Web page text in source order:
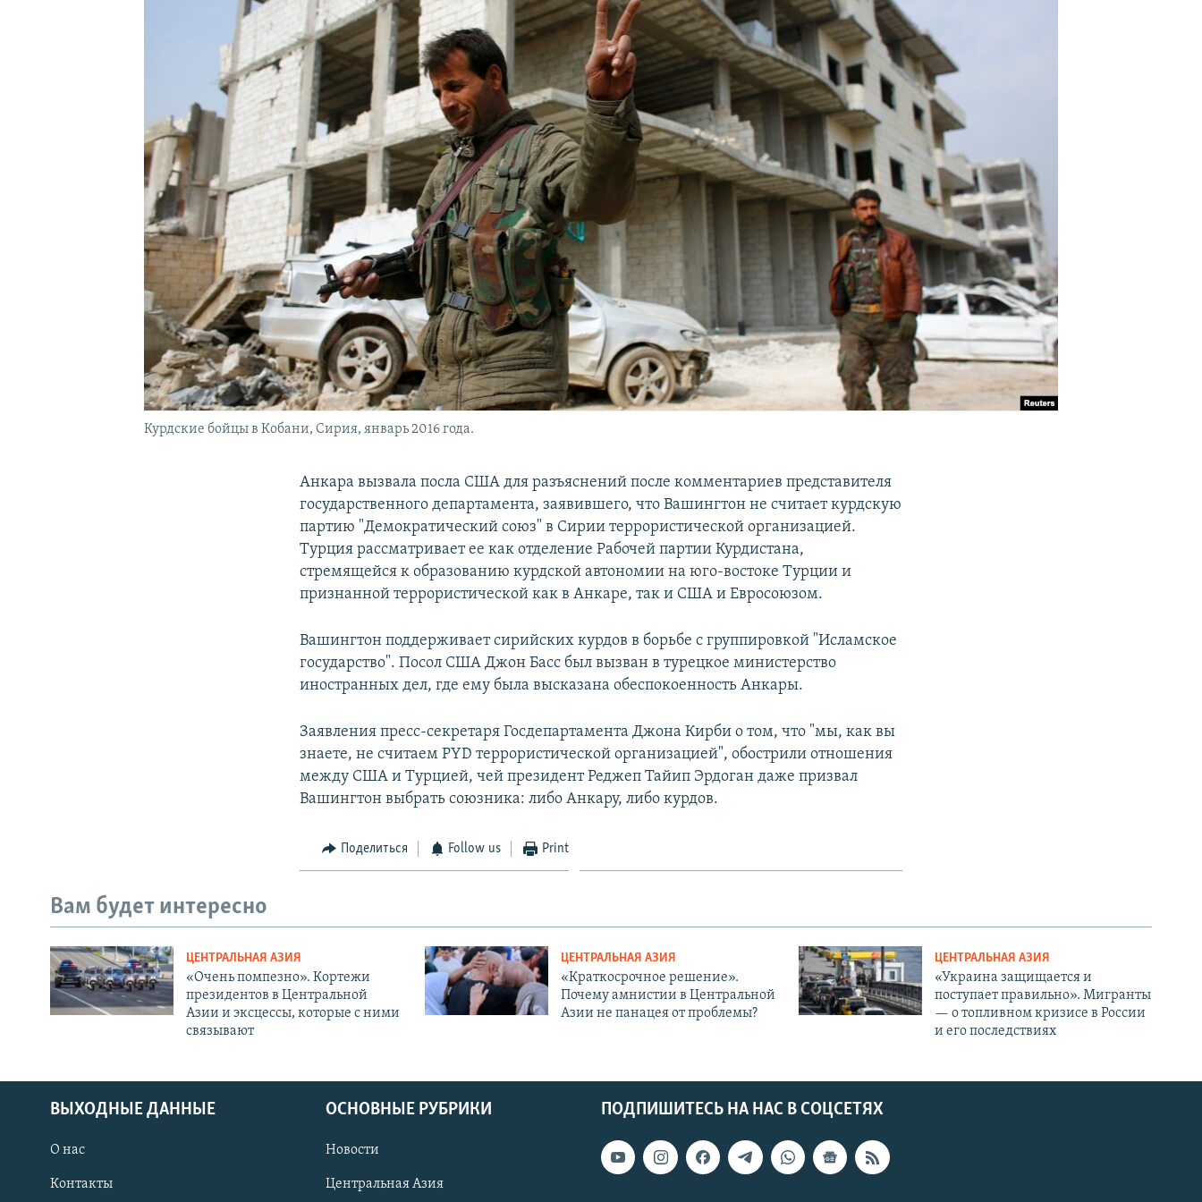
Курдские бойцы в Кобани, Сирия, январь 2016 года.
Анкара вызвала посла США для разъяснений после комментариев представителя
государственного департамента, заявившего, что Вашингтон не считает курдскую
партию "Демократический союз" в Сирии террористической организацией.
Турция рассматривает ее как отделение Рабочей партии Курдистана,
стремящейся к образованию курдской автономии на юго-востоке Турции и
признанной террористической как в Анкаре, так и США и Евросоюзом.
Вашингтон поддерживает сирийских курдов в борьбе с группировкой "Исламское
государство". Посол США Джон Басс был вызван в турецкое министерство
иностранных дел, где ему была высказана обеспокоенность Анкары.
Заявления пресс-секретаря Госдепартамента Джона Кирби о том, что "мы, как вы
знаете, не считаем PYD террористической организацией", обострили отношения
между США и Турцией, чей президент Реджеп Тайип Эрдоган даже призвал
Вашингтон выбрать союзника: либо Анкару, либо курдов.
Поделиться Follow us Print
Вам будет интересно
ЦЕНТРАЛЬНАЯ АЗИЯ
«Очень помпезно». Кортежи
президентов в Центральной
Азии и эксцессы, которые с ними
связывают
ЦЕНТРАЛЬНАЯ АЗИЯ
«Краткосрочное решение».
Почему амнистии в Центральной
Азии не панацея от проблемы?
ЦЕНТРАЛЬНАЯ АЗИЯ
«Украина защищается и
поступает правильно». Мигранты
— о топливном кризисе в России
и его последствиях
ПОДПИШИТЕСЬ НА НАС В СОЦСЕТЯХ
ВЫХОДНЫЕ ДАННЫЕ
О нас
Контакты
ОСНОВНЫЕ РУБРИКИ
Новости
Центральная Азия